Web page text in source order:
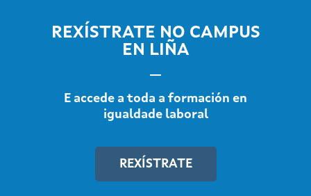
REXÍSTRATE NO CAMPUS
EN LIÑA
E accede a toda a formación en
igualdade laboral
REXÍSTRATE